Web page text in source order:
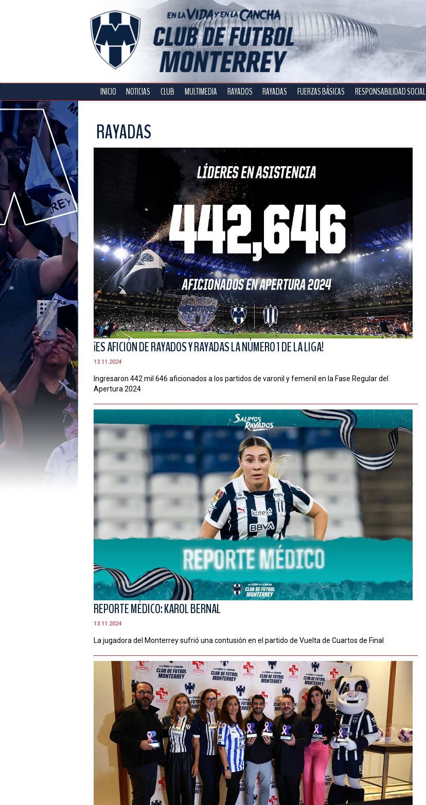
INICIO NOTICIAS CLUB MULTIMEDIA RAYADOS RAYADAS FUERZAS BÁSICAS RESPONSABILIDAD SOCIAL
RAYADAS
¡ES AFICIÓN DE RAYADOS Y RAYADAS LA NÚMERO 1 DE LA LIGA!
13.11.2024
Ingresaron 442 mil 646 aficionados a los partidos de varonil y femenil en la Fase Regular del
Apertura 2024
REPORTE MÉDICO: KAROL BERNAL
13.11.2024
La jugadora del Monterrey sufrió una contusión en el partido de Vuelta de Cuartos de Final